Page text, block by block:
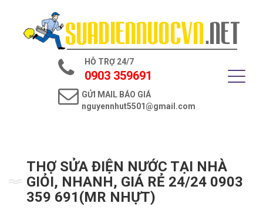
Trang chủ
Dịch vụ điện nước
HỖ TRỢ 24/7
0903 359691
GỬI MAIL BÁO GIÁ
nguyennhut5501@gmail.com
THỢ SỬA ĐIỆN NƯỚC TẠI NHÀ
GIỎI, NHANH, GIÁ RẺ 24/24 0903
359 691(MR NHỰT)